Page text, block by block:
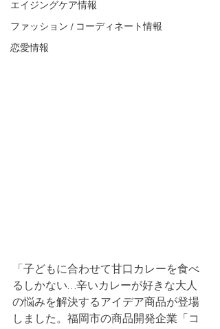
エイジングケア情報
ファッション / コーディネート情報
恋愛情報
「子どもに合わせて甘口カレーを食べ
るしかない…辛いカレーが好きな大人
の悩みを解決するアイデア商品が登場
しました。福岡市の商品開発企業「コ